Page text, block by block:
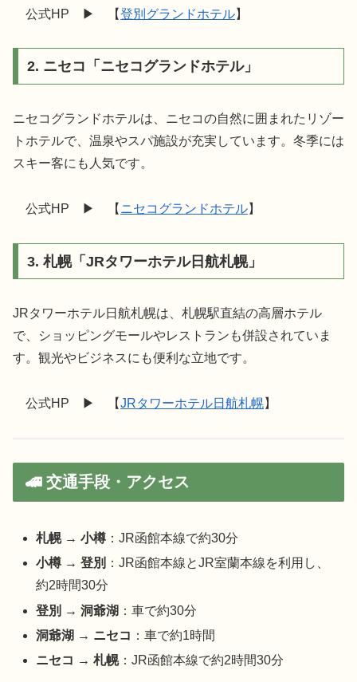
公式HP ▶︎ 【登別グランドホテル】
2. ニセコ「ニセコグランドホテル」
ニセコグランドホテルは、ニセコの自然に囲まれたリゾー
トホテルで、温泉やスパ施設が充実しています。冬季には
スキー客にも人気です。
公式HP ▶︎ 【 ニセコグランドホテル】
3. 札幌「JRタワーホテル日航札幌」
JRタワーホテル日航札幌は、札幌駅直結の高層ホテル
で、ショッピングモールやレストランも併設されていま
す。観光やビジネスにも便利な立地です。
公式HP ▶︎ 【JRタワーホテル日航札幌】
🚄 交通手段・アクセス
札幌 → 小樽 ：JR函館本線で約30分
小樽 → 登別 ：JR函館本線とJR室蘭本線を利用し、
約2時間30分
登別 → 洞爺湖 ：車で約30分
洞爺湖 → ニセコ ：車で約1時間
ニセコ → 札幌：JR函館本線で約2時間30分